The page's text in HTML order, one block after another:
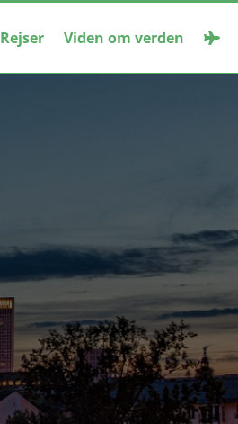
Rejser Viden om verden